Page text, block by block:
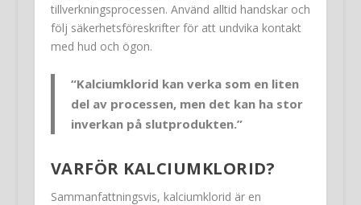
tillverkningsprocessen. Använd alltid handskar och
följ säkerhetsföreskrifter för att undvika kontakt
med hud och ögon.
“Kalciumklorid kan verka som en liten
del av processen, men det kan ha stor
inverkan på slutprodukten.”
VARFÖR KALCIUMKLORID?
Sammanfattningsvis, kalciumklorid är en